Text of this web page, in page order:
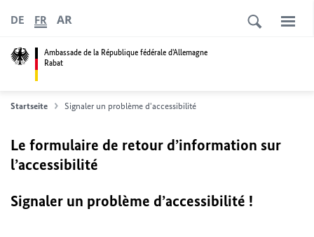
Ambassade de la République fédérale d'Allemagne
Rabat
DE FR AR
Startseite Signaler un problème d'accessibilité
Le formulaire de retour d’information sur
l’accessibilité
Signaler un problème d’accessibilité !